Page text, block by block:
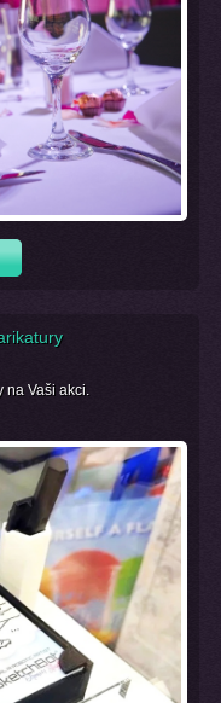
na Vaši akci.